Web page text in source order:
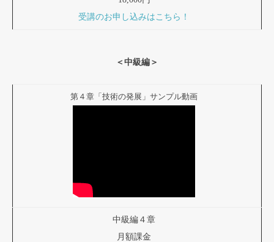
受講のお申し込みはこちら！
＜中級編＞
第４章「技術の発展」サンプル動画
中級編４章
月額課金